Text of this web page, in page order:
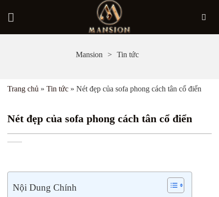
Mansion Tin tức
Trang chủ » Tin tức » Nét đẹp của sofa phong cách tân cổ điển
Nét đẹp của sofa phong cách tân cổ điển
Nội Dung Chính